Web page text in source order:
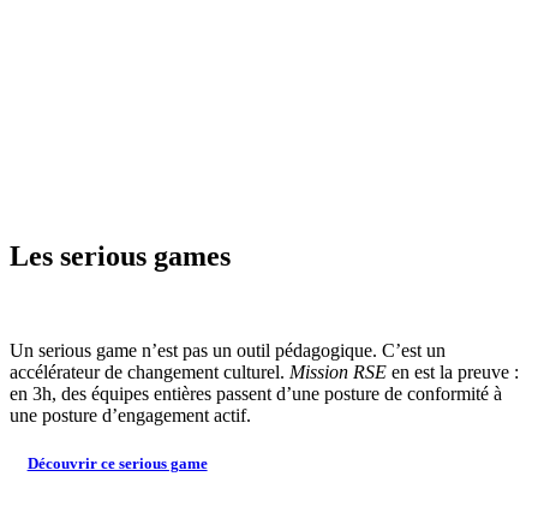
Les serious games
Un serious game n’est pas un outil pédagogique. C’est un
accélérateur de changement culturel. Mission RSE en est la preuve :
en 3h, des équipes entières passent d’une posture de conformité à
une posture d’engagement actif.
Découvrir ce serious game